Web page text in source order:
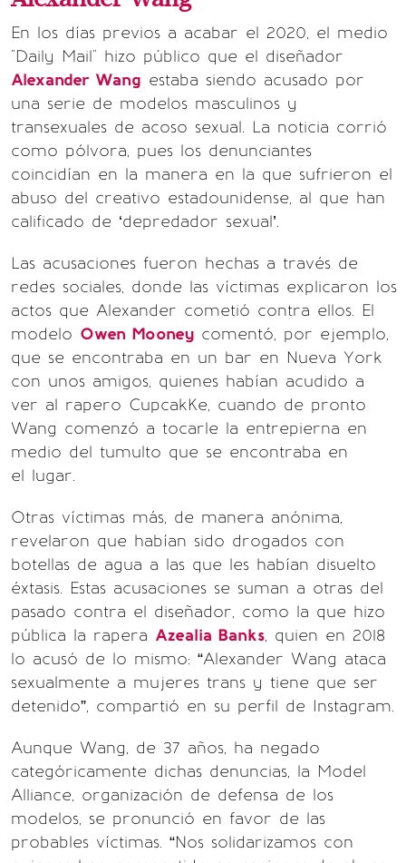
En los días previos a acabar el 2020, el medio
"Daily Mail" hizo público que el diseñador
Alexander Wang estaba siendo acusado por
una serie de modelos masculinos y
transexuales de acoso sexual. La noticia corrió
como pólvora, pues los denunciantes
coincidían en la manera en la que sufrieron el
abuso del creativo estadounidense, al que han
calificado de ‘depredador sexual’.
Las acusaciones fueron hechas a través de
redes sociales, donde las víctimas explicaron los
actos que Alexander cometió contra ellos. El
modelo Owen Mooney comentó, por ejemplo,
que se encontraba en un bar en Nueva York
con unos amigos, quienes habían acudido a
ver al rapero CupcakKe, cuando de pronto
Wang comenzó a tocarle la entrepierna en
medio del tumulto que se encontraba en
el lugar.
Otras víctimas más, de manera anónima,
revelaron que habían sido drogados con
botellas de agua a las que les habían disuelto
éxtasis. Estas acusaciones se suman a otras del
pasado contra el diseñador, como la que hizo
pública la rapera Azealia Banks, quien en 2018
lo acusó de lo mismo: “Alexander Wang ataca
sexualmente a mujeres trans y tiene que ser
detenido”, compartió en su perfil de Instagram.
Aunque Wang, de 37 años, ha negado
categóricamente dichas denuncias, la Model
Alliance, organización de defensa de los
modelos, se pronunció en favor de las
probables víctimas. “Nos solidarizamos con